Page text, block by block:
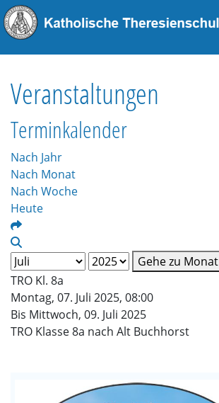
Veranstaltungen
Terminkalender
Nach Jahr
Nach Monat
Nach Woche
Heute
Gehe zu Monat
TRO Kl. 8a
Montag, 07. Juli 2025, 08:00
Bis Mittwoch, 09. Juli 2025
TRO Klasse 8a nach Alt Buchhorst